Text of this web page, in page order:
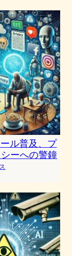
ル普及、プ
ーへの警鐘